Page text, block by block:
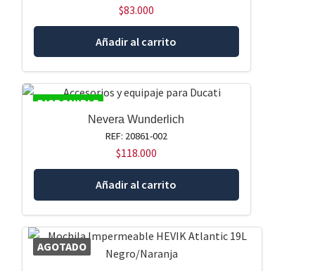
$83.000
Añadir al carrito
DISPONIBLE
Nevera Wunderlich
REF: 20861-002
$118.000
Añadir al carrito
AGOTADO